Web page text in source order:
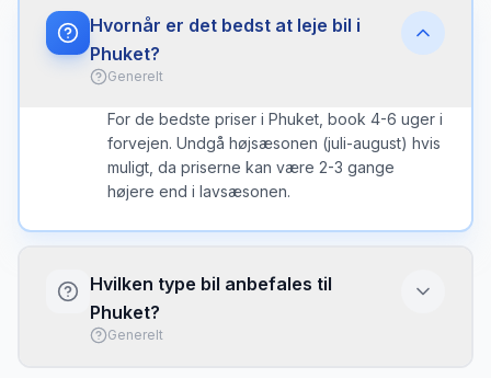
Hvornår er det bedst at leje bil i
Phuket?
Generelt
For de bedste priser i Phuket, book 4-6 uger i
forvejen. Undgå højsæsonen (juli-august) hvis
muligt, da priserne kan være 2-3 gange
højere end i lavsæsonen.
Hvilken type bil anbefales til
Phuket?
Generelt